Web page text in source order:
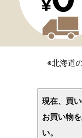
※北海道
現在、買
お買い物
い。